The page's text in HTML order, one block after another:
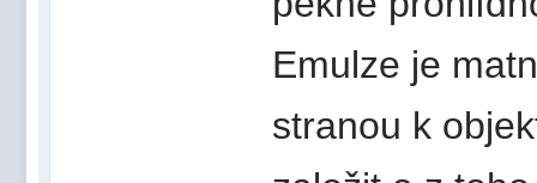
Emulze je
stranou k